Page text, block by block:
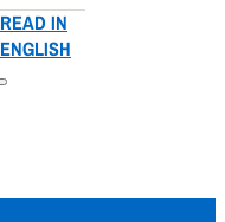
READ IN
ENGLISH